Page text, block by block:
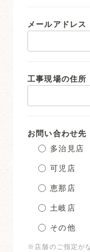
メールアドレス
工事現場の住所
お問い合わせ先
多治見店
可児店
恵那店
土岐店
その他
※店舗のご指定が